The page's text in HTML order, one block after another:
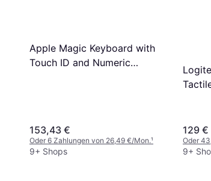
Apple Magic Keyboard with
Touch ID and Numeric
153,43 €
Oder 6 Zahlungen von 26,49 €/Mon.¹
9+ Shops
129 €
Oder
9+